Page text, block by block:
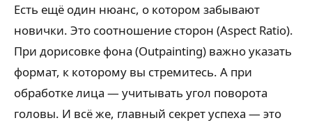
Есть ещё один нюанс, о котором забывают
новички. Это соотношение сторон (Aspect Ratio).
При дорисовке фона (Outpainting) важно указать
формат, к которому вы стремитесь. А при
обработке лица — учитывать угол поворота
головы. И всё же, главный секрет успеха — это